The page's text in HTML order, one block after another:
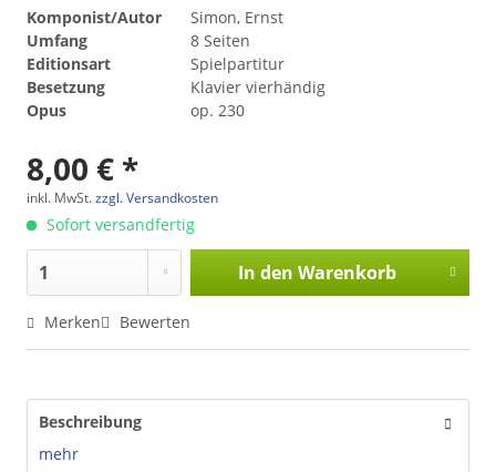
Komponist/Autor
Simon, Ernst
Umfang
8 Seiten
Editionsart
Spielpartitur
Besetzung
Klavier vierhändig
Opus
op. 230
8,00 € *
inkl. MwSt.zzgl. Versandkosten
Sofort versandfertig
In den Warenkorb
Merken Bewerten
Beschreibung
mehr